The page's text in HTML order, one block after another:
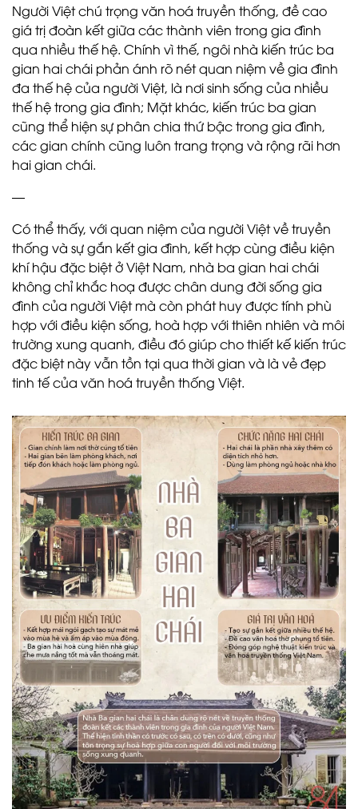
Người Việt chú trọng văn hoá truyền thống, đề cao
giá trị đoàn kết giữa các thành viên trong gia đình
qua nhiều thế hệ. Chính vì thế, ngôi nhà kiến trúc ba
gian hai chái phản ánh rõ nét quan niệm về gia đình
đa thế hệ của người Việt, là nơi sinh sống của nhiều
thế hệ trong gia đình; Mặt khác, kiến trúc ba gian
cũng thể hiện sự phân chia thứ bậc trong gia đình,
các gian chính cũng luôn trang trọng và rộng rãi hơn
hai gian chái.
—
Có thể thấy, với quan niệm của người Việt về truyền
thống và sự gắn kết gia đình, kết hợp cùng điều kiện
khí hậu đặc biệt ở Việt Nam, nhà ba gian hai chái
không chỉ khắc hoạ được chân dung đời sống gia
đình của người Việt mà còn phát huy được tính phù
hợp với điều kiện sống, hoà hợp với thiên nhiên và môi
trường xung quanh, điều đó giúp cho thiết kế kiến trúc
đặc biệt này vẫn tồn tại qua thời gian và là vẻ đẹp
tinh tế của văn hoá truyền thống Việt.